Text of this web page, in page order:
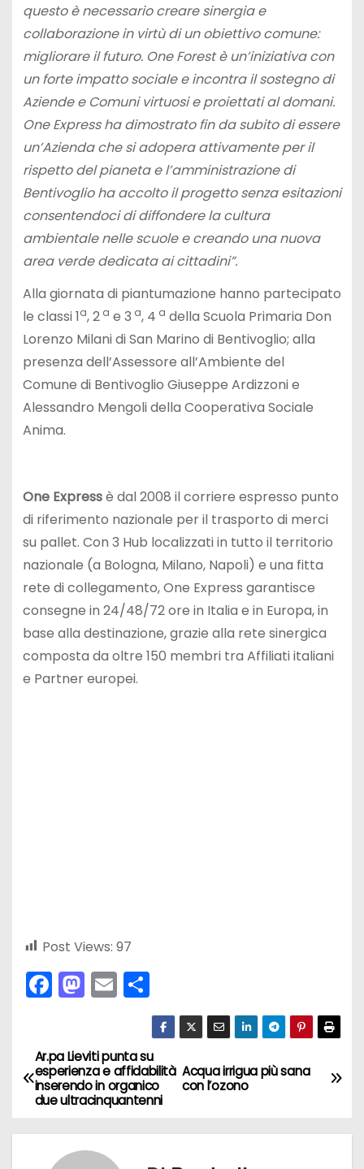
questo è necessario creare sinergia e
collaborazione in virtù di un obiettivo comune:
migliorare il futuro. One Forest è un’iniziativa con
un forte impatto sociale e incontra il sostegno di
Aziende e Comuni virtuosi e proiettati al domani.
One Express ha dimostrato fin da subito di essere
un’Azienda che si adopera attivamente per il
rispetto del pianeta e l’amministrazione di
Bentivoglio ha accolto il progetto senza esitazioni
consentendoci di diffondere la cultura
ambientale nelle scuole e creando una nuova
area verde dedicata ai cittadini”.
Alla giornata di piantumazione hanno partecipato
le classi 1a, 2 a e 3 a, 4 a della Scuola Primaria Don
Lorenzo Milani di San Marino di Bentivoglio; alla
presenza dell’Assessore all’Ambiente del
Comune di Bentivoglio Giuseppe Ardizzoni e
Alessandro Mengoli della Cooperativa Sociale
Anima.
One Expressè dal 2008 il corriere espresso punto
di riferimento nazionale per il trasporto di merci
su pallet. Con 3 Hub localizzati in tutto il territorio
nazionale (a Bologna, Milano, Napoli) e una fitta
rete di collegamento, One Express garantisce
consegne in 24/48/72 ore in Italia e in Europa, in
base alla destinazione, grazie alla rete sinergica
composta da oltre 150 membri tra Affiliati italiani
e Partner europei.
Post Views: 97
F
a
e
b
o
o
M
a
o
d
o
n
E
m
l
C
o
n
di
vi
di
N
a
v
Acqua irrigua più sana
con l’ozono
Ar.pa Lieviti punta su
esperienza e affidabilità
inserendo in organico
due ultracinquantenni